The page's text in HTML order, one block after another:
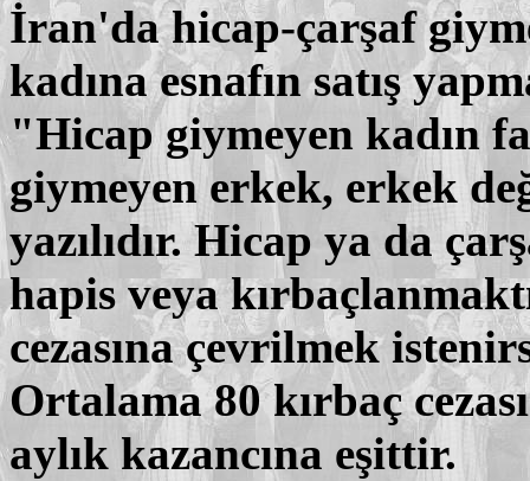
İran'da hicap-çarşaf
kadına esnafın satış
"Hicap giymeyen kadın
giymeyen erkek, erkek
yazılıdır. Hicap ya da
hapis veya
cezasına çevrilmek
Ortalama 80 kırbaç
aylık kazancına eşittir.